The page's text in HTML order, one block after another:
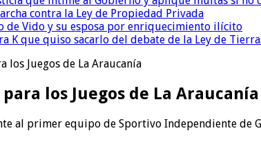
contra la Ley de Propiedad Privada
de Vido y su esposa por enriquecimiento ilícito
K que quiso sacarlo del debate de la Ley de
los Juegos de La Araucanía
los Juegos de La Araucanía
al primer equipo de Sportivo Independiente de